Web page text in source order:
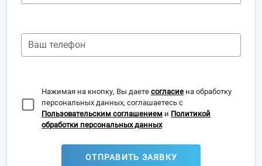
Ваш телефон
Нажимая на кнопку, Вы даете согласие на обработку
персональных данных, соглашаетесь с
Пользовательским соглашением и Политикой
обработки персональных данных
ОТПРАВИТЬ ЗАЯВКУ